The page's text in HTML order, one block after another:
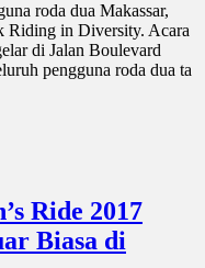
roda dua Makassar,
Riding in Diversity. Acara
di Jalan Boulevard
pengguna roda dua ta
Ride 2017
Biasa di